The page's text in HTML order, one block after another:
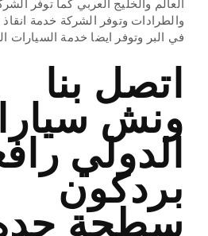
العالم والخليج العربي كما توفر
والطرادات وتوفر الشركة خدمة انقاذ
في البر وتوفر ايضا خدمة السيارات
اتصل بنا
ونش
الدولي
بردكون
سطحة جده